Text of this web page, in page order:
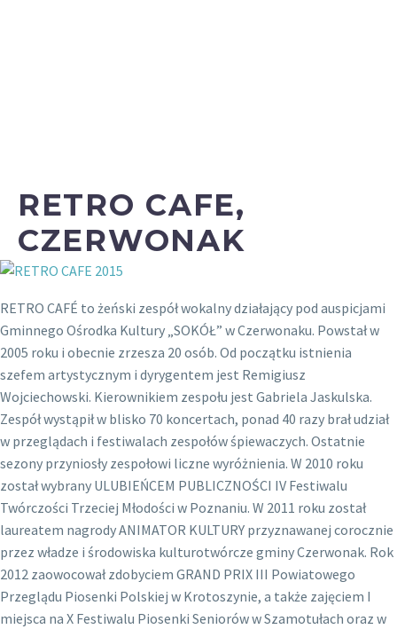
RETRO CAFE,
CZERWONAK
RETRO CAFÉ to żeński zespół wokalny działający pod auspicjami
Gminnego Ośrodka Kultury „SOKÓŁ” w Czerwonaku. Powstał w
2005 roku i obecnie zrzesza 20 osób. Od początku istnienia
szefem artystycznym i dyrygentem jest Remigiusz
Wojciechowski. Kierownikiem zespołu jest Gabriela Jaskulska.
Zespół wystąpił w blisko 70 koncertach, ponad 40 razy brał udział
w przeglądach i festiwalach zespołów śpiewaczych. Ostatnie
sezony przyniosły zespołowi liczne wyróżnienia. W 2010 roku
został wybrany ULUBIEŃCEM PUBLICZNOŚCI IV Festiwalu
Twórczości Trzeciej Młodości w Poznaniu. W 2011 roku został
laureatem nagrody ANIMATOR KULTURY przyznawanej corocznie
przez władze i środowiska kulturotwórcze gminy Czerwonak. Rok
2012 zaowocował zdobyciem GRAND PRIX III Powiatowego
Przeglądu Piosenki Polskiej w Krotoszynie, a także zajęciem I
miejsca na X Festiwalu Piosenki Seniorów w Szamotułach oraz w